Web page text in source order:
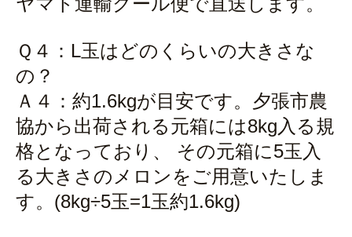
Ｑ４：L玉はどのくらいの大きさな
の？
Ａ４：約1.6kgが目安です。夕張市農
協から出荷される元箱には8kg入る規
格となっており、 その元箱に5玉入
る大きさのメロンをご用意いたしま
す。(8kg÷5玉=1玉約1.6kg)